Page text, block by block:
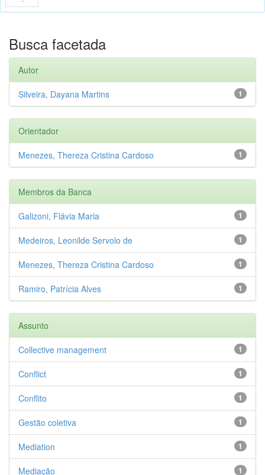
Busca facetada
Autor
1
Silveira, Dayana Martins
Orientador
1
Menezes, Thereza Cristina Cardoso
Membros da Banca
1
Galizoni, Flávia Maria
1
Medeiros, Leonilde Servolo de
1
Menezes, Thereza Cristina Cardoso
1
Ramiro, Patrícia Alves
Assunto
1
Collective management
1
Conflict
1
Conflito
1
Gestão coletiva
1
Mediation
1
Mediação